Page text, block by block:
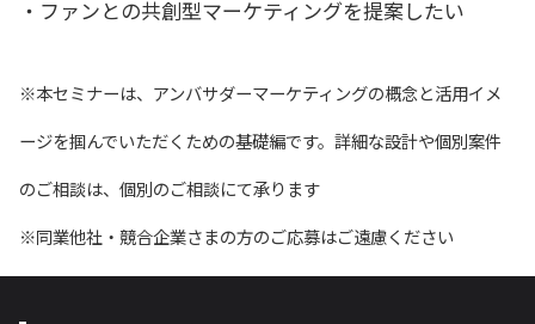
・ファンとの共創型マーケティングを提案したい
※本セミナーは、アンバサダーマーケティングの概念と活用イメ
ージを掴んでいただくための基礎編です。詳細な設計や個別案件
のご相談は、個別のご相談にて承ります
※同業他社・競合企業さまの方のご応募はご遠慮ください